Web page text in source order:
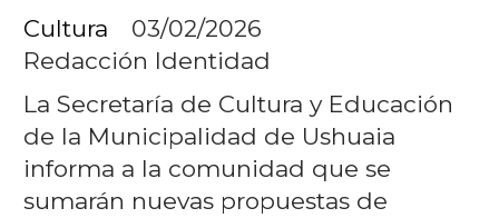
Redacción Identidad
Cultura 03/02/2026
La Secretaría de Cultura y Educación
de la Municipalidad de Ushuaia
informa a la comunidad que se
sumarán nuevas propuestas de